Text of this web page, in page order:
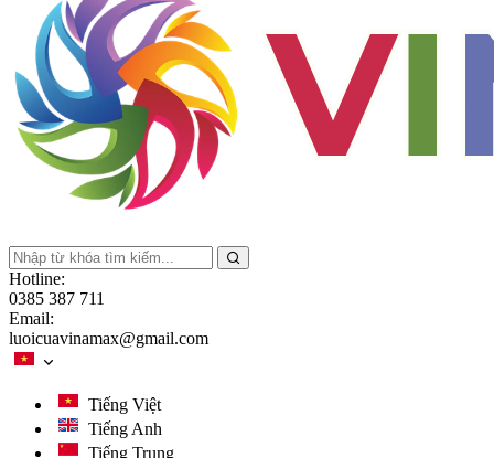
Hotline:
0385 387 711
Email:
luoicuavinamax@gmail.com
Tiếng Việt
Tiếng Anh
Tiếng Trung